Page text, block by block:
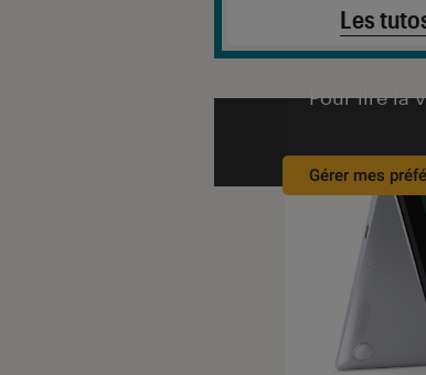
Les
Pour lire la
Gérer mes